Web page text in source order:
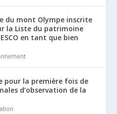
du mont Olympe inscrite
la Liste du patrimoine
en tant que bien
pour la première fois de
d’observation de la